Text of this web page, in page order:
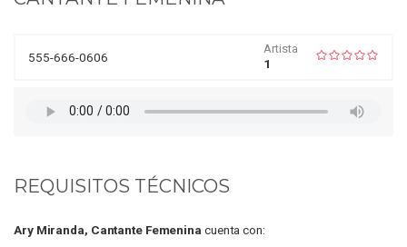
555-666-0606
Artista
1
REQUISITOS TÉCNICOS
Ary Miranda, Cantante Femenina cuenta con: